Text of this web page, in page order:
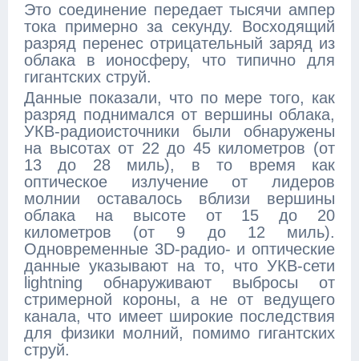
Это соединение передает тысячи ампер
тока примерно за секунду. Восходящий
разряд перенес отрицательный заряд из
облака в ионосферу, что типично для
гигантских струй.
Данные показали, что по мере того, как
разряд поднимался от вершины облака,
УКВ-радиоисточники были обнаружены
на высотах от 22 до 45 километров (от
13 до 28 миль), в то время как
оптическое излучение от лидеров
молнии оставалось вблизи вершины
облака на высоте от 15 до 20
километров (от 9 до 12 миль).
Одновременные 3D-радио- и оптические
данные указывают на то, что УКВ-сети
lightning обнаруживают выбросы от
стримерной короны, а не от ведущего
канала, что имеет широкие последствия
для физики молний, помимо гигантских
струй.